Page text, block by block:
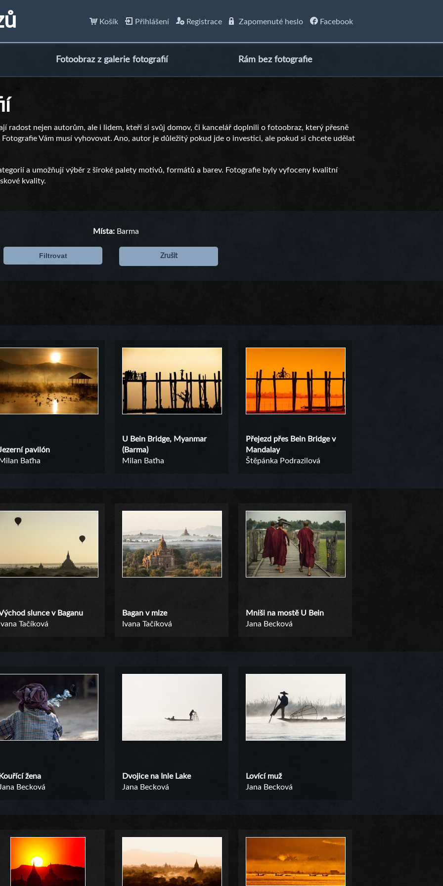
Košík Přihlášení Registrace Zapomenuté heslo Facebook
Fotoobraz z galerie fotografií Rám bez fotografie
radost nejen autorům, ale i lidem, kteří si svůj domov, či kancelář doplnili o fotoobraz, který přesně
Vám musí vyhovovat. Ano, autor je důležitý pokud jde o investici, ale pokud si chcete udělat
a umožňují výběr z široké palety motivů, formátů a barev. Fotografie byly vyfoceny kvalitní
kvality.
Místa: Barma
Filtrovat Zrušit
pavilón
Baťha
U Bein Bridge, Myanmar
(Barma)
Milan Baťha
Přejezd přes Bein Bridge v
Mandalay
Štěpánka Podrazilová
slunce v Baganu
Tačíková
Bagan v mlze
Ivana Tačíková
Mniši na mostě U Bein
Jana Becková
žena
Becková
Dvojice na Inle Lake
Jana Becková
Lovící muž
Jana Becková